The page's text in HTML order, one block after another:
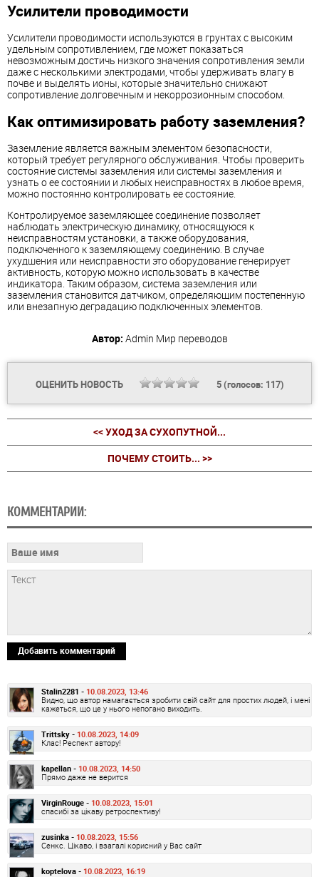
Усилители проводимости
Усилители проводимости используются в грунтах с высоким
удельным сопротивлением, где может показаться
невозможным достичь низкого значения сопротивления земли
даже с несколькими электродами, чтобы удерживать влагу в
почве и выделять ионы, которые значительно снижают
сопротивление долговечным и некоррозионным способом.
Как оптимизировать работу заземления?
Заземление является важным элементом безопасности,
который требует регулярного обслуживания. Чтобы проверить
состояние системы заземления или системы заземления и
узнать о ее состоянии и любых неисправностях в любое время,
можно постоянно контролировать ее состояние.
Контролируемое заземляющее соединение позволяет
наблюдать электрическую динамику, относящуюся к
неисправностям установки, а также оборудования,
подключенного к заземляющему соединению. В случае
ухудшения или неисправности это оборудование генерирует
активность, которую можно использовать в качестве
индикатора. Таким образом, система заземления или
заземления становится датчиком, определяющим постепенную
или внезапную деградацию подключенных элементов.
Автор: Admin Мир переводов
ОЦЕНИТЬ НОВОСТЬ 5(голосов: 117)
<< УХОД ЗА СУХОПУТНОЙ...
ПОЧЕМУ СТОИТЬ... >>
КОММЕНТАРИИ:
Добавить комментарий
Stalin2281 - 10.08.2023, 13:46
Видно, що автор намагається зробити свій сайт для простих людей, і мені
кажеться, що це у нього непогано виходить.
Trittsky - 10.08.2023, 14:09
Клас! Респект автору!
kapellan - 10.08.2023, 14:50
Прямо даже не верится
VirginRouge - 10.08.2023, 15:01
спасибі за цікаву ретроспективу!
zusinka - 10.08.2023, 15:56
Сенкс. Цікаво, і взагалі корисний у Вас сайт
koptelova - 10.08.2023, 16:19